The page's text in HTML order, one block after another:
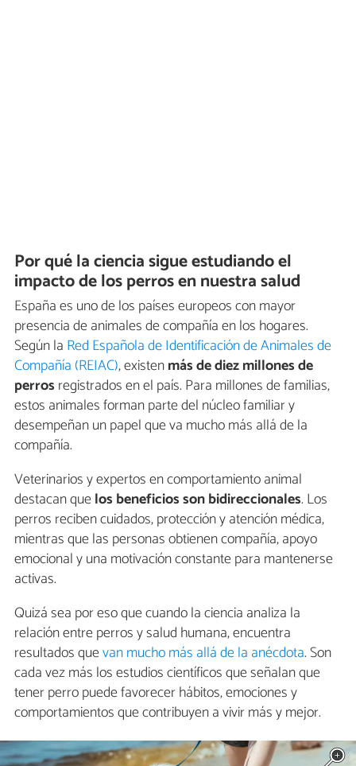
Por qué la ciencia sigue estudiando el
impacto de los perros en nuestra salud
España es uno de los países europeos con mayor
presencia de animales de compañía en los hogares.
Según la Red Española de Identificación de Animales de
Compañía (REIAC), existenmás dediez millones de
perros registrados en el país. Para millones de familias,
estos animales forman parte del núcleo familiar y
desempeñan un papel que va mucho más allá de la
compañía.
Veterinarios y expertos en comportamiento animal
destacan quelos beneficios sonbidireccionales. Los
perros reciben cuidados, protección y atención médica,
mientras que las personas obtienen compañía, apoyo
emocional y una motivación constante para mantenerse
activas.
Quizá sea por eso que cuando la ciencia analiza la
relación entre perros y salud humana, encuentra
resultados quevan mucho más allá de la anécdota. Son
cada vez más los estudios científicos que señalan que
tener perro puede favorecer hábitos, emociones y
comportamientos que contribuyen a vivir más y mejor.